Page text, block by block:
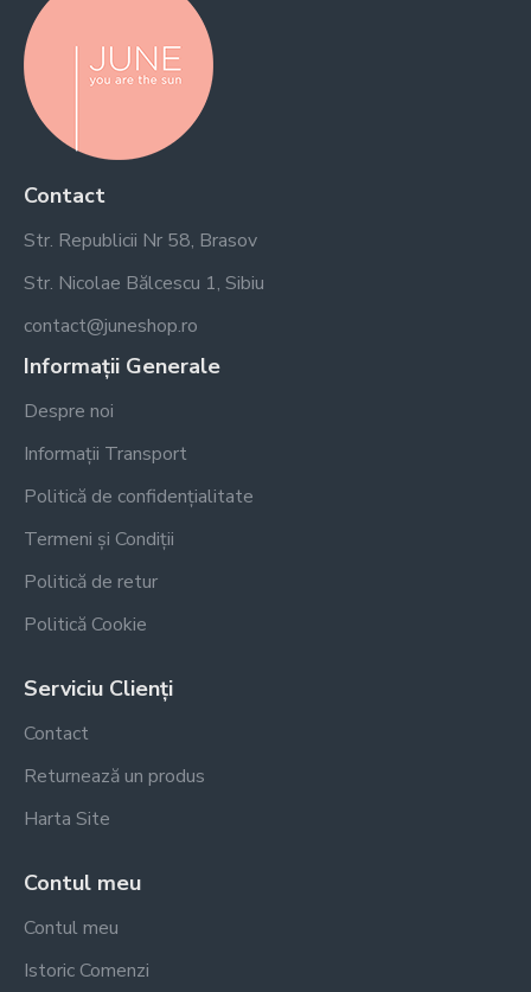
Contact
Str. Republicii Nr 58, Brasov
Str. Nicolae Bălcescu 1, Sibiu
contact@juneshop.ro
Informații Generale
Despre noi
Informații Transport
Politică de confidențialitate
Termeni și Condiții
Politică de retur
Politică Cookie
Serviciu Clienți
Contact
Returnează un produs
Harta Site
Contul meu
Contul meu
Istoric Comenzi